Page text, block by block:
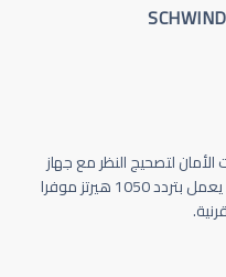
لتصحيج النظر مع جهاز
Schwind Amaris 1050 الذي يعمل بتردد 1050 هيرتز موفرا